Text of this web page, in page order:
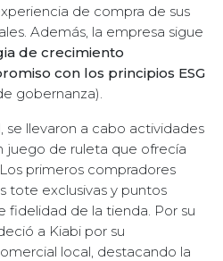
de compra de sus
Además, la empresa sigue
de crecimiento
con los principios ESG
gobernanza).
se llevaron a cabo actividades
juego de ruleta que ofrecía
primeros compradores
tote exclusivas y puntos
fidelidad de la tienda. Por su
a Kiabi por su
local, destacando la